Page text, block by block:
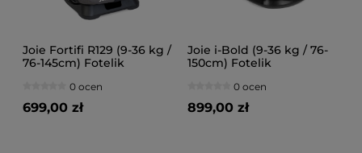
Joie Fortifi R129 (9-36 kg /
76-145cm) Fotelik
0 ocen
699,00 zł
Joie i-Bold (9-36 kg / 76-
150cm) Fotelik
0 ocen
899,00 zł